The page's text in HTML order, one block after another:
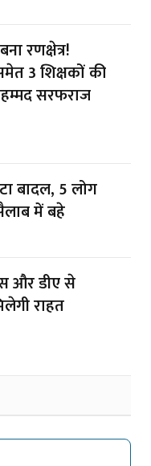
रणक्षेत्र!
3 शिक्षकों की
सरफराज
बादल, 5 लोग
में बहे
और डीए से
राहत